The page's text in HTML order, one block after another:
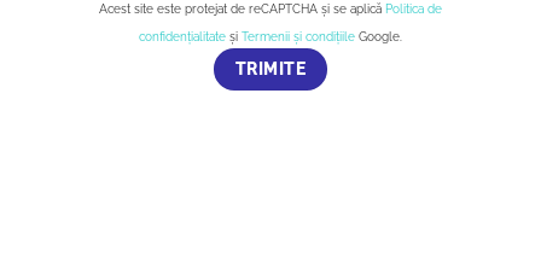
Acest site este protejat de reCAPTCHA și se aplică Politica de
confidențialitate și Termenii și condițiile Google.